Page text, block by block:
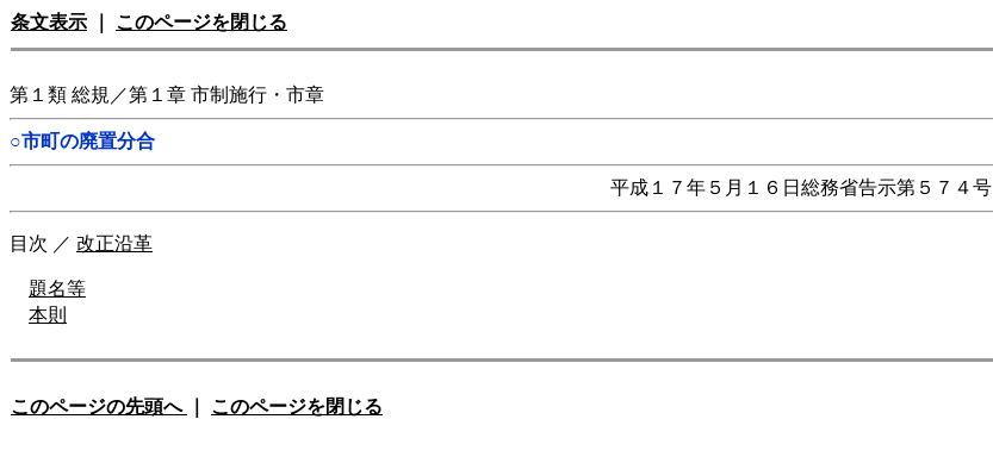
条文表示 このページを閉じる
第１類 総規／第１章 市制施行・市章
○市町の廃置分合
平成１７年５月１６日総務省告示第５７４号
目次 ／ 改正沿革
題名等
本則
このページの先頭へ このページを閉じる